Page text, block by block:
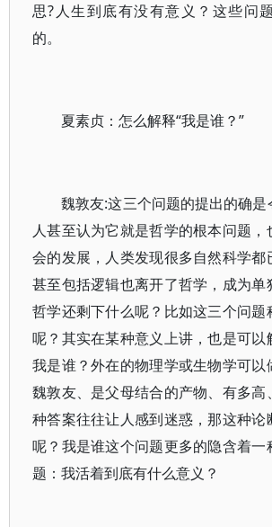
思?人生到底有没有意义？这些问
的。
夏素贞：怎么解释“我是谁？”
魏敦友:这三个问题的提出的确
人甚至认为它就是哲学的根本问题，
会的发展，人类发现很多自然科学都
甚至包括逻辑也离开了哲学，成为单
哲学还剩下什么呢？比如这三个问题
呢？其实在某种意义上讲，也是可以
我是谁？外在的物理学或生物学可以
魏敦友、是父母结合的产物、有多高
种答案往往让人感到迷惑，那这种论
呢？我是谁这个问题更多的隐含着一
题：我活着到底有什么意义？